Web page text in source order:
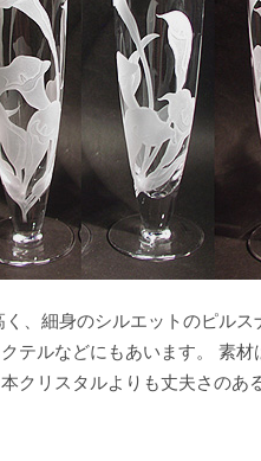
、細身のシルエットのピル
テルなどにもあいます。 素材
クリスタルよりも丈夫さのあ